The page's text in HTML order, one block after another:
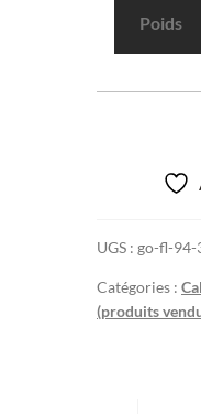
Poids
UGS : go-fl-94-
Catégories :
(produits